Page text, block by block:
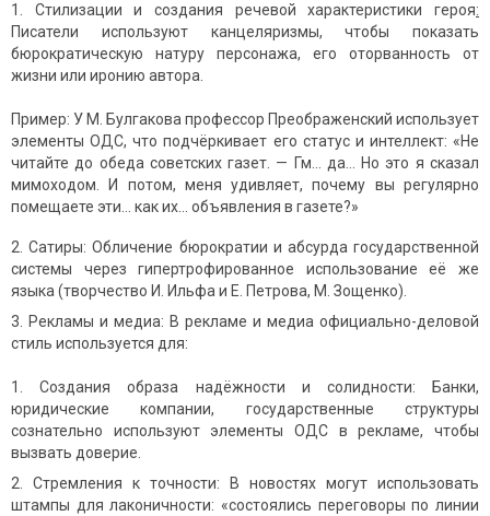
Стилизации и создания речевой характеристики героя:
Писатели используют канцеляризмы, чтобы показать
бюрократическую натуру персонажа, его оторванность от
жизни или иронию автора.
Пример: У М. Булгакова профессор Преображенский использует
элементы ОДС, что подчёркивает его статус и интеллект: «Не
читайте до обеда советских газет. — Гм… да… Но это я сказал
мимоходом. И потом, меня удивляет, почему вы регулярно
помещаете эти… как их… объявления в газете?»
Сатиры: Обличение бюрократии и абсурда государственной
системы через гипертрофированное использование её же
языка (творчество И. Ильфа и Е. Петрова, М. Зощенко).
Рекламы и медиа: В рекламе и медиа официально-деловой
стиль используется для:
Создания образа надёжности и солидности: Банки,
юридические компании, государственные структуры
сознательно используют элементы ОДС в рекламе, чтобы
вызвать доверие.
Стремления к точности: В новостях могут использовать
штампы для лаконичности: «состоялись переговоры по линии